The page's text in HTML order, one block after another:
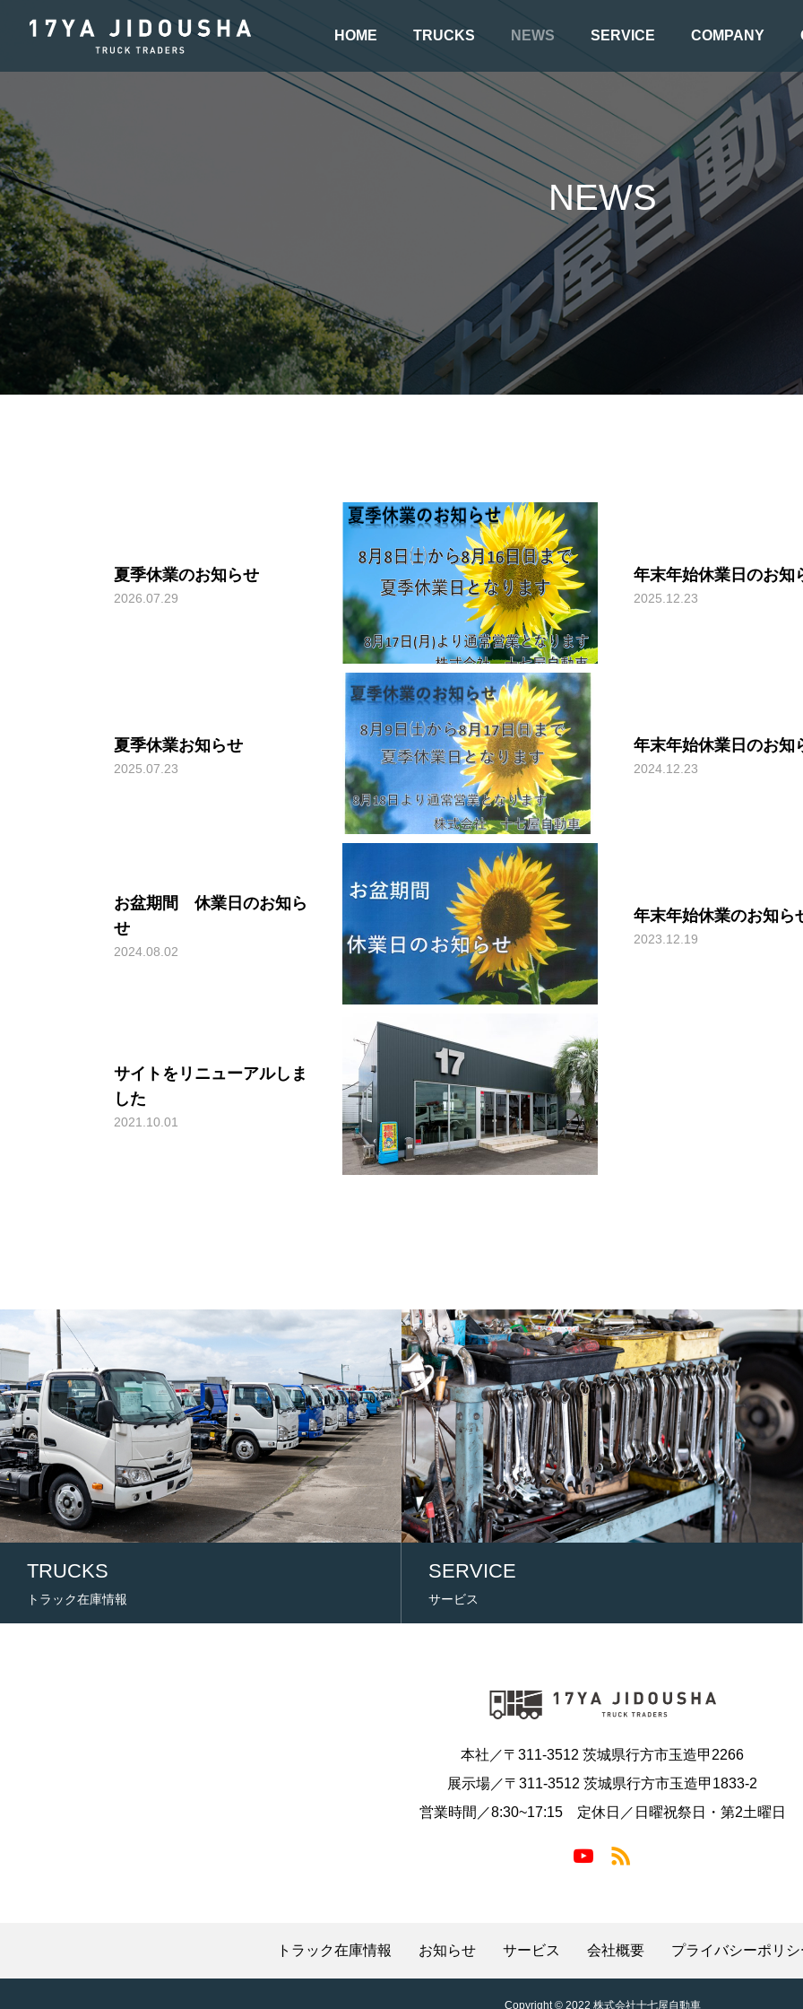
HOME TRUCKS NEWS SERVICE COMPANY
ウイング車 クレーン車
バス
NEWS
夏季休業のお知らせ
2026.07.29
年末年始休業日のお知
2025.12.23
夏季休業お知らせ
2025.07.23
年末年始休業日のお知
2024.12.23
お盆期間 休業日のお知ら
せ
2024.08.02
年末年始休業のお知ら
2023.12.19
サイトをリニューアルしま
した
2021.10.01
TRUCKS
トラック在庫情報
SERVICE
サービス
本社／〒311-3512 茨城県行方市玉造甲2266
展示場／〒311-3512 茨城県行方市玉造甲1833-2
営業時間／8:30~17:15 定休日／日曜祝祭日・第2土曜日
トラック在庫情報 お知らせ サービス 会社概要 プライバシーポリシ
Copyright © 2022 株式会社十七屋自動車